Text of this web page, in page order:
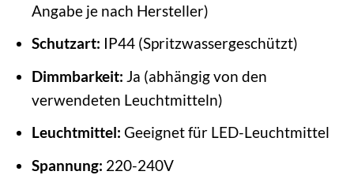
Angabe je nach Hersteller)
Schutzart: IP44 (Spritzwassergeschützt)
Dimmbarkeit: Ja (abhängig von den
verwendeten Leuchtmitteln)
Leuchtmittel: Geeignet für LED-Leuchtmittel
Spannung: 220-240V